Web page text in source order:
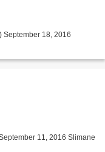
September 18, 2016
11, 2016 Slimane